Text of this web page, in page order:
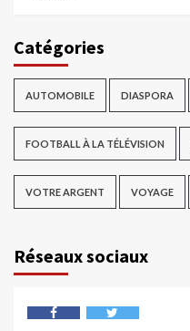
Catégories
AUTOMOBILE DIASPORA
FOOTBALL À LA TÉLÉVISION
VOTRE ARGENT VOYAGE
Réseaux sociaux